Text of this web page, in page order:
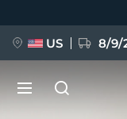
US 8/9/